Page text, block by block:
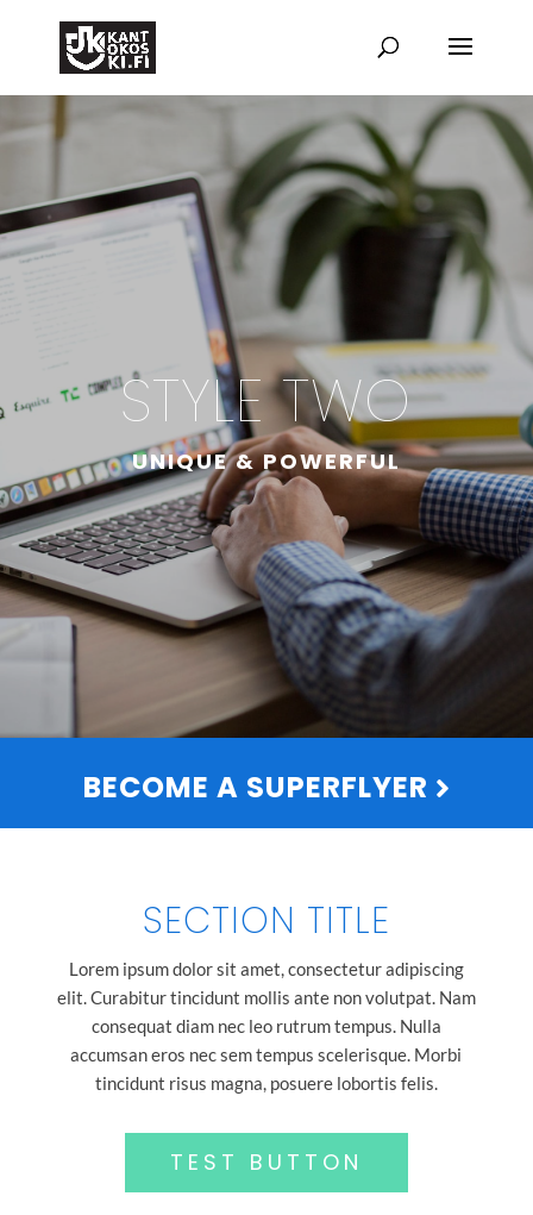
STYLE TWO
UNIQUE & POWERFUL
BECOME A SUPERFLYER
SECTION TITLE
Lorem ipsum dolor sit amet, consectetur adipiscing
elit. Curabitur tincidunt mollis ante non volutpat. Nam
consequat diam nec leo rutrum tempus. Nulla
accumsan eros nec sem tempus scelerisque. Morbi
tincidunt risus magna, posuere lobortis felis.
TEST BUTTON